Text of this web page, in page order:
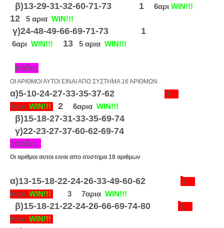
β)13-29-31-32-60-71-73 1 6αρι WIN!!!
12 5 αρια WIN!!!
γ)24-48-49-66-69-71-73 1
6αρι WIN!!! 13 5 αρια WIN!!!
8άδες
ΟΙ ΑΡΙΘΜΟΙ ΑΥΤΟΙ ΕΙΝΑΙ ΑΠΟ ΣΥΣΤΗΜΑ 16 ΑΡΙΘΜΩΝ .
α)5-10-24-27-33-35-37-62
1
7αρι WIN!!! 2 6αρια WIN!!!
β)15-18-27-31-33-35-69-74
γ)22-23-27-37-60-62-69-74
10αδες
Οι αριθμοι αυτοι ειναι απο συστημα 18 αριθμων
α)13-15-18-22-24-26-33-49-60-62
1
8αρι WIN!!! 3 7αρια WIN!!!
β)15-18-21-22-24-26-66-69-74-80
1
8αρι WIN!!!